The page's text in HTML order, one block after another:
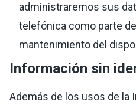
administraremos sus
telefónica como parte
mantenimiento del
Información sin
Además de los usos de la